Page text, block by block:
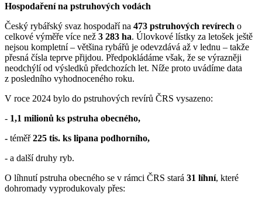
Hospodaření na pstruhových vodách
Český rybářský svaz hospodaří na 473 pstruhových revírech o
celkové výměře více než 3 283 ha. Úlovkové lístky za letošek ještě
nejsou kompletní – většina rybářů je odevzdává až v lednu – takže
přesná čísla teprve přijdou. Předpokládáme však, že se výrazněji
neodchýlí od výsledků předchozích let. Níže proto uvádíme data
z posledního vyhodnoceného roku.
V roce 2024 bylo do pstruhových revírů ČRS vysazeno:
- 1,1 milionů ks pstruha obecného,
- téměř225 tis. ks lipana podhorního,
- a další druhy ryb.
O líhnutí pstruha obecného se v rámci ČRS stará 31 líhní, které
dohromady vyprodukovaly přes: